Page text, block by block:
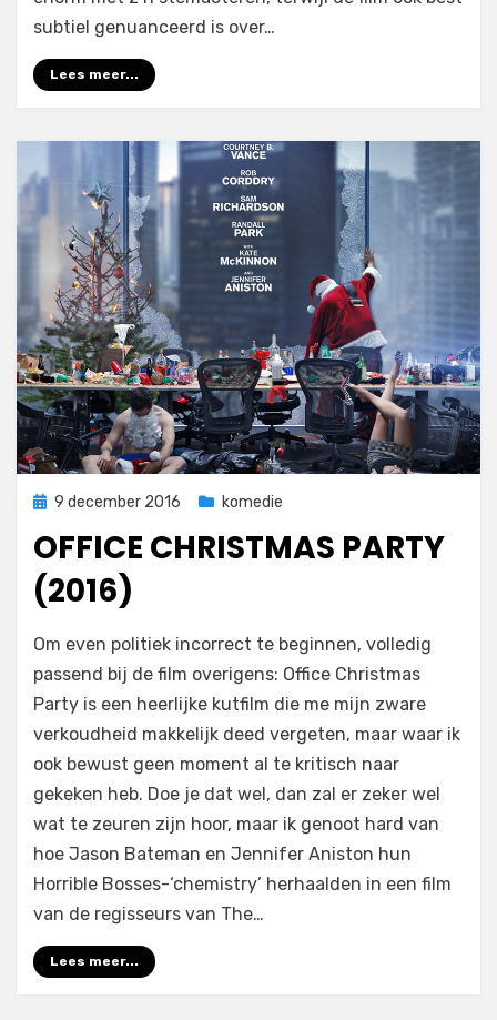
subtiel genuanceerd is over…
Lees meer...
Geplaatst
9 december 2016 komedie
OFFICE CHRISTMAS PARTY
(2016)
Filmofiel.nl
Laat een reactie achter
Christmas
Party
(2016)
Om even politiek incorrect te beginnen, volledig
passend bij de film overigens: Office Christmas
Party is een heerlijke kutfilm die me mijn zware
verkoudheid makkelijk deed vergeten, maar waar ik
ook bewust geen moment al te kritisch naar
gekeken heb. Doe je dat wel, dan zal er zeker wel
wat te zeuren zijn hoor, maar ik genoot hard van
hoe Jason Bateman en Jennifer Aniston hun
Horrible Bosses-‘chemistry’ herhaalden in een film
van de regisseurs van The…
Lees meer...